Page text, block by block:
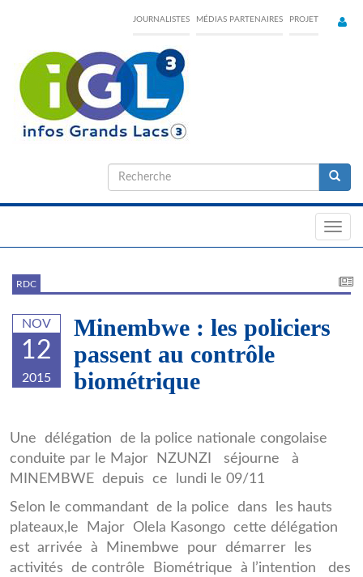
content
JOURNALISTES MÉDIAS PARTENAIRES PROJET
Formulaire
de
RDC
NOV
12
2015
Minembwe : les policiers
passent au contrôle
biométrique
police_de_Minembwe.jpg
Une délégation de la police nationale congolaise
conduite par le Major NZUNZI séjourne à
MINEMBWE depuis ce lundi le 09/11
Selon le commandant de la police dans les hauts
plateaux,le Major Olela Kasongo cette délégation
est arrivée à Minembwe pour démarrer les
activités de contrôle Biométrique à l’intention des